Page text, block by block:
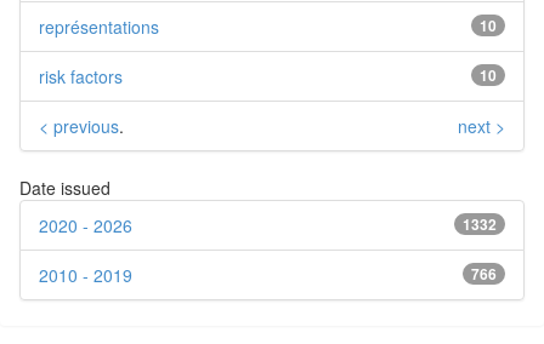
10
représentations
10
risk factors
.
< previous next >
Date issued
1332
2020 - 2026
766
2010 - 2019